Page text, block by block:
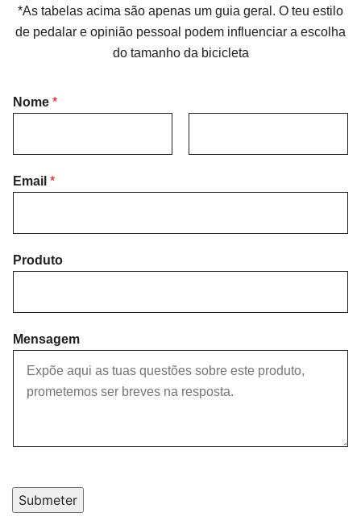
*As tabelas acima são apenas um guia geral. O teu estilo
de pedalar e opinião pessoal podem influenciar a escolha
do tamanho da bicicleta
Nome *
t
Email *
Produto
Mensagem
Submeter